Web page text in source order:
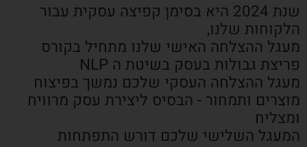
שנת 2024 היא בסימן קפיצה עסקית עבור
הלקוחות שלנו,
מעגל ההצלחה האישי שלנו מתחיל בקורס
פריצת גבולות בעסק בשיטת ה NLP
מעגל ההצלחה העסקי שלכם נמשך בפיצוח
מוצרים ותמחור - הבסיס ליצירת עסק מרוויח
ומצליח
המעגל השלישי שלכם דורש התפתחות